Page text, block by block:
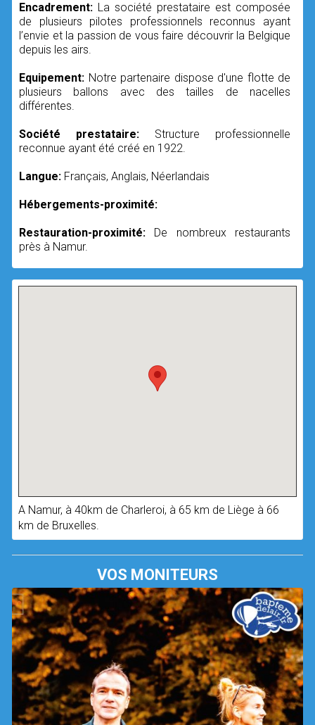
Encadrement: La société prestataire est composée
de plusieurs pilotes professionnels reconnus ayant
l’envie et la passion de vous faire découvrir la Belgique
depuis les airs.
Equipement: Notre partenaire dispose d'une flotte de
plusieurs ballons avec des tailles de nacelles
différentes.
Société prestataire: Structure professionnelle
reconnue ayant été créé en 1922.
Langue: Français, Anglais, Néerlandais
Hébergements-proximité:
Restauration-proximité: De nombreux restaurants
près à Namur.
A Namur, à 40km de Charleroi, à 65 km de Liège à 66
km de Bruxelles.
VOS MONITEURS